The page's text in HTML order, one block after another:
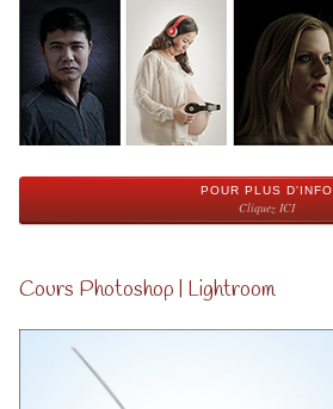
POUR PLUS D'INFO
Cliquez ICI
Cours Photoshop | Lightroom